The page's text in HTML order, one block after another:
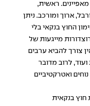
ראשית,
ארוך ומורכב. ניתן
החוץ בנקאי בלי
מייגעות של
צורך להביא ערבים
לרוב מדובר
ואטרקטיביים
חוץ בנקאית